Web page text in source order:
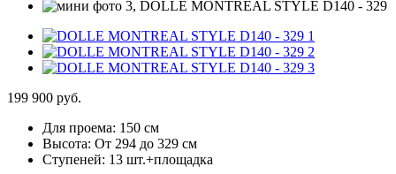
199 900 руб.
Для проема: 150 см
Высота: От 294 до 329 см
Ступеней: 13 шт.+площадка